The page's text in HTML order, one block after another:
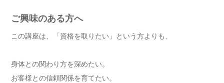
ご興味のある方へ
この講座は、「資格を取りたい」という方よりも、
身体との関わり方を深めたい。
お客様との信頼関係を育てたい。